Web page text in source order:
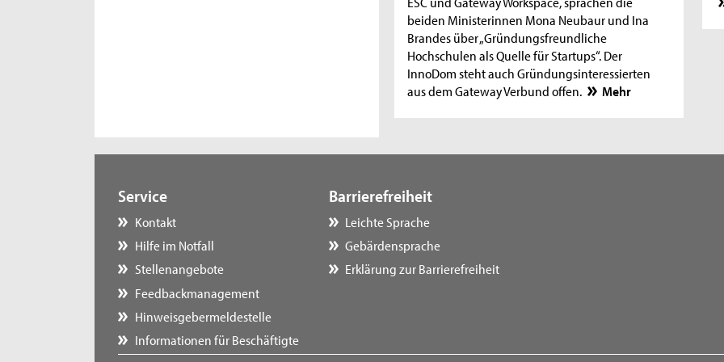
beiden Ministerinnen Mona Neubaur und Ina
Brandes über „Gründungsfreundliche
Hochschulen als Quelle für Startups“. Der
InnoDom steht auch Gründungsinteressierten
aus dem Gateway Verbund offen.
Mehr
Service
Kontakt
Hilfe im Notfall
Stellenangebote
Feedbackmanagement
Hinweisgebermeldestelle
Informationen für Beschäftigte
Barrierefreiheit
Leichte Sprache
Gebärdensprache
Erklärung zur Barrierefreiheit